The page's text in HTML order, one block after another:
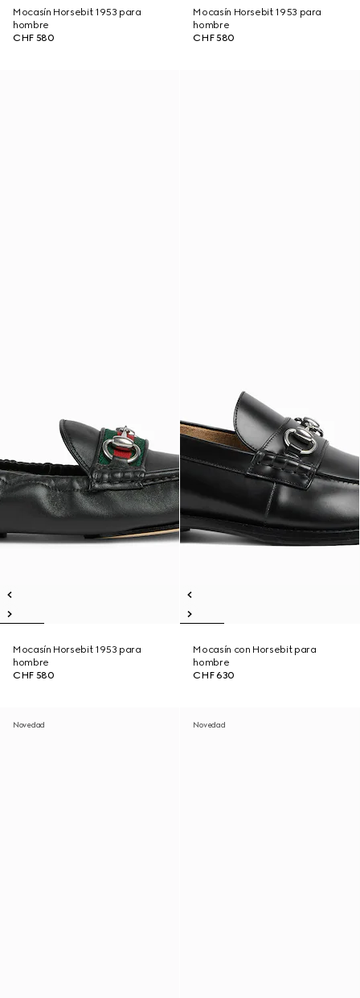
Mocasín Horsebit 1953 para
hombre
CHF 580
Mocasín Horsebit 1953 para
hombre
CHF 580
Mocasín Horsebit 1953 para
hombre
CHF 580
Mocasín con Horsebit para
hombre
CHF 630
Novedad Novedad